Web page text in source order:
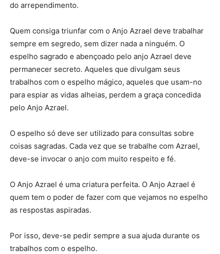
do arrependimento.
Quem consiga triunfar com o Anjo Azrael deve trabalhar
sempre em segredo, sem dizer nada a ninguém. O
espelho sagrado e abençoado pelo anjo Azrael deve
permanecer secreto. Aqueles que divulgam seus
trabalhos com o espelho mágico, aqueles que usam-no
para espiar as vidas alheias, perdem a graça concedida
pelo Anjo Azrael.
O espelho só deve ser utilizado para consultas sobre
coisas sagradas. Cada vez que se trabalhe com Azrael,
deve-se invocar o anjo com muito respeito e fé.
O Anjo Azrael é uma criatura perfeita. O Anjo Azrael é
quem tem o poder de fazer com que vejamos no espelho
as respostas aspiradas.
Por isso, deve-se pedir sempre a sua ajuda durante os
trabalhos com o espelho.